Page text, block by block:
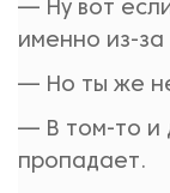
— Ну вот
именно из-за
— Но ты же
— В том-то и
пропадает.